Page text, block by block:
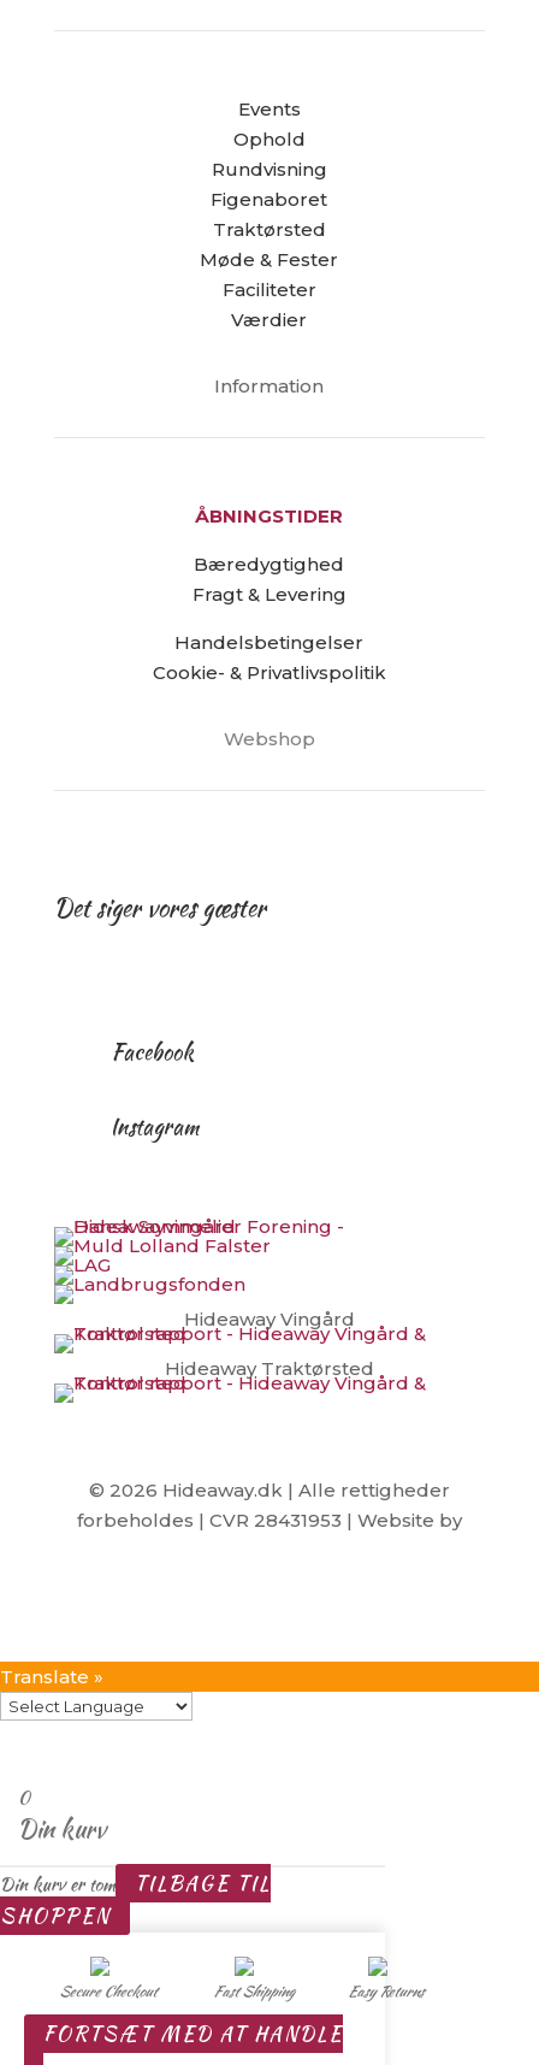
Events
Ophold
Rundvisning
Figenaboret
Traktørsted
Møde & Fester
Faciliteter
Værdier
Information
ÅBNINGSTIDER
Bæredygtighed
Fragt & Levering
Handelsbetingelser
Cookie- & Privatlivspolitik
Webshop
Det siger vores gæster
Facebook
Instagram
Hideaway Vingård
Hideaway Traktørsted
© 2026 Hideaway.dk | Alle rettigheder
forbeholdes | CVR 28431953 | Website by
Translate »
0
Din kurv
Din kurv er tom
TILBAGE TIL
SHOPPEN
Secure Checkout Fast Shipping Easy Returns
FORTSÆT MED AT HANDLE